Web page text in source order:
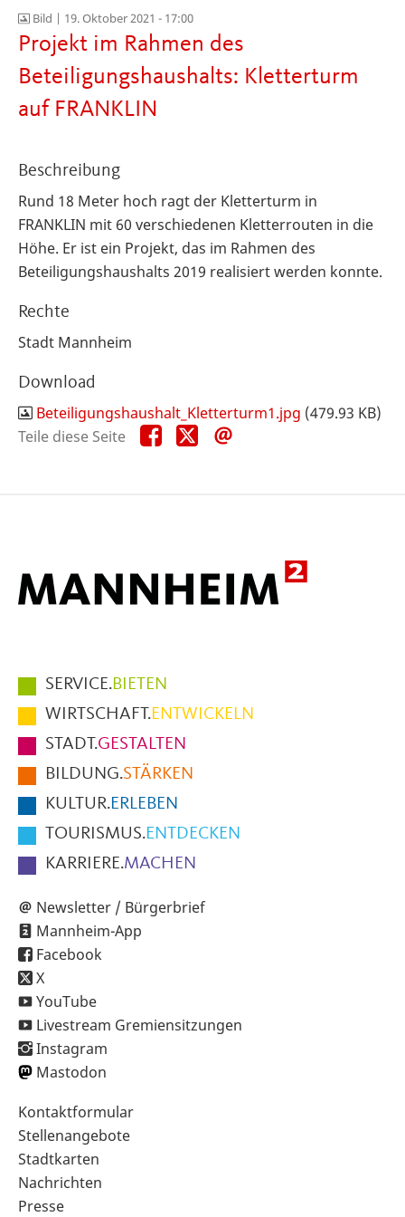
Bild | 19. Oktober 2021 - 17:00
Projekt im Rahmen des
Beteiligungshaushalts: Kletterturm
auf FRANKLIN
Beschreibung
Rund 18 Meter hoch ragt der Kletterturm in
FRANKLIN mit 60 verschiedenen Kletterrouten in die
Höhe. Er ist ein Projekt, das im Rahmen des
Beteiligungshaushalts 2019 realisiert werden konnte.
Rechte
Stadt Mannheim
Download
Beteiligungshaushalt_Kletterturm1.jpg (479.93 KB)
Teile diese Seite
Teile
diese
Teile
diese
Hauptmenüpunkte
im
Fußbereich
der
Seite
SERVICE.BIETEN
WIRTSCHAFT.ENTWICKELN
STADT.GESTALTEN
BILDUNG.STÄRKEN
KULTUR.ERLEBEN
TOURISMUS.ENTDECKEN
KARRIERE.MACHEN
Newsletter / Bürgerbrief
Mannheim-App
Facebook
X
YouTube
Livestream Gremiensitzungen
Instagram
Mastodon
Sekundärnavigation
im
Fußbereich
Kontaktformular
Stellenangebote
Stadtkarten
Nachrichten
Presse